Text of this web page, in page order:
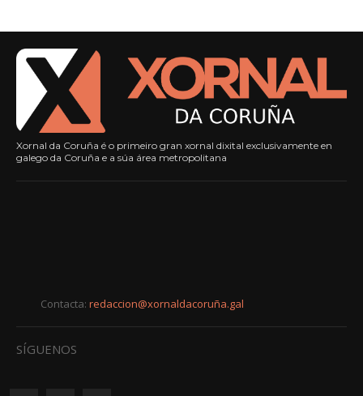
Xornal da Coruña é o primeiro gran xornal dixital exclusivamente en
galego da Coruña e a súa área metropolitana
Contacta: redaccion@xornaldacoruña.gal
SÍGUENOS